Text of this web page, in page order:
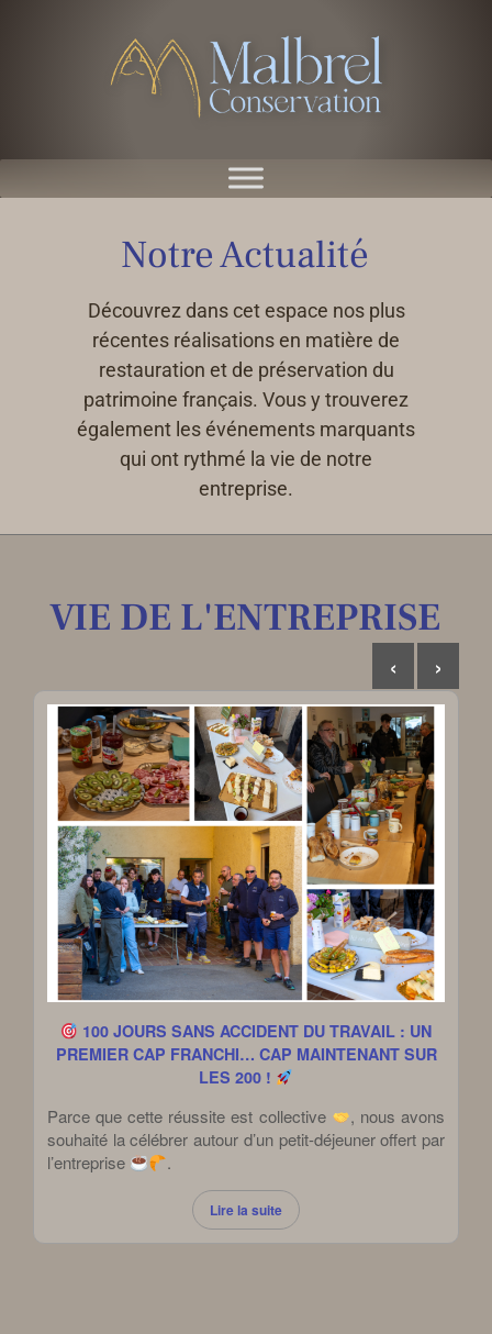
Notre Actualité
Découvrez dans cet espace nos plus
récentes réalisations en matière de
restauration et de préservation du
patrimoine français. Vous y trouverez
également les événements marquants
qui ont rythmé la vie de notre
entreprise.
VIE DE L'ENTREPRISE
100 JOURS SANS ACCIDENT DU TRAVAIL : UN
PREMIER CAP FRANCHI… CAP MAINTENANT SUR
LES 200 !
Parce que cette réussite est collective
, nous avons
souhaité la célébrer autour d’un petit-déjeuner offert par
l’entreprise
.
Lire la suite
‹ ›